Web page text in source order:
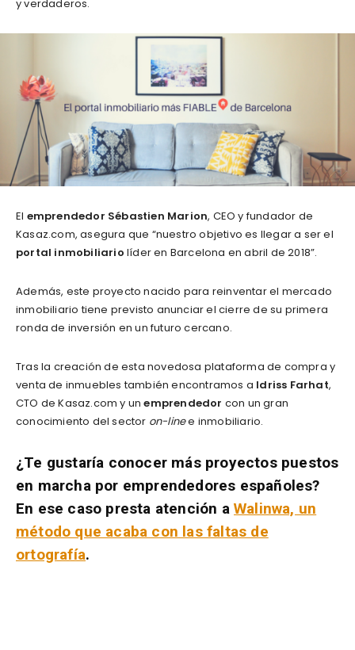
y verdaderos.
El emprendedor Sébastien Marion, CEO y fundador de
Kasaz.com, asegura que “nuestro objetivo es llegar a ser el
portal inmobiliario líder en Barcelona en abril de 2018”.
Además, este proyecto nacido para reinventar el mercado
inmobiliario tiene previsto anunciar el cierre de su primera
ronda de inversión en un futuro cercano.
Tras la creación de esta novedosa plataforma de compra y
venta de inmuebles también encontramos a Idriss Farhat,
CTO de Kasaz.com y unemprendedor con un gran
conocimiento del sector on-linee inmobiliario.
¿Te gustaría conocer más proyectos puestos
en marcha por emprendedores españoles?
En ese caso presta atención a Walinwa, un
método que acaba con las faltas de
ortografía.